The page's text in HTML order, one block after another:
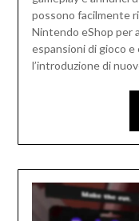
possono facilmente
Nintendo eShop per
espansioni di gioco
l’introduzione di